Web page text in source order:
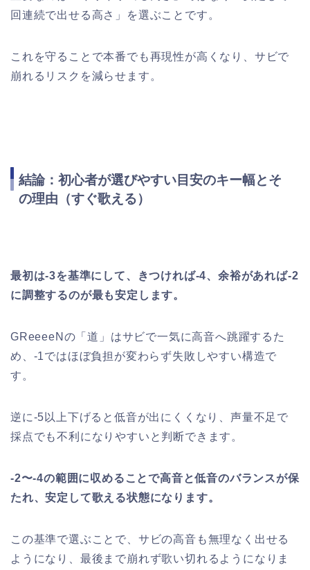
回連続で出せる高さ」を選ぶことです。
これを守ることで本番でも再現性が高くなり、サビで
崩れるリスクを減らせます。
結論：初心者が選びやすい目安のキー幅とそ
の理由（すぐ歌える）
最初は-3を基準にして、きつければ-4、余裕があれば-2
に調整するのが最も安定します。
GReeeeNの「道」はサビで一気に高音へ跳躍するた
め、-1ではほぼ負担が変わらず失敗しやすい構造で
す。
逆に-5以上下げると低音が出にくくなり、声量不足で
採点でも不利になりやすいと判断できます。
-2〜-4の範囲に収めることで高音と低音のバランスが保
たれ、安定して歌える状態になります。
この基準で選ぶことで、サビの高音も無理なく出せる
ようになり、最後まで崩れず歌い切れるようになりま